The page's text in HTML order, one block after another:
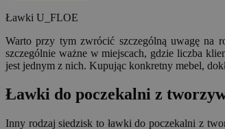
Ławki U_FLOE
Warto przy tym zwrócić szczególną uwagę na
szczególnie ważne w miejscach, gdzie liczba
jest jednym z nich. Kupując konkretny mebel,
Ławki do poczekalni z
Inny rodzaj siedzisk to ławki do poczekalni z